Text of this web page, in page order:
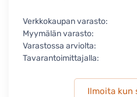
Verkkokaupan varasto:
Myymälän varasto:
Varastossa arviolta:
Tavarantoimittajalla:
Ilmoita kun